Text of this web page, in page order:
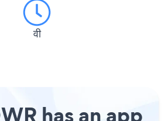
वी
has an app